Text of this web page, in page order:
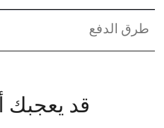
طرق الدفع
قد يعجبك